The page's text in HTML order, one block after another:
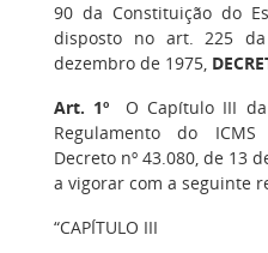
90 da Constituição do
disposto no art. 225
dezembro de 1975,
Art. 1º O Capítulo III
Regulamento do ICMS
Decreto nº 43.080, de 13
a vigorar com a seguinte
“CAPÍTULO III